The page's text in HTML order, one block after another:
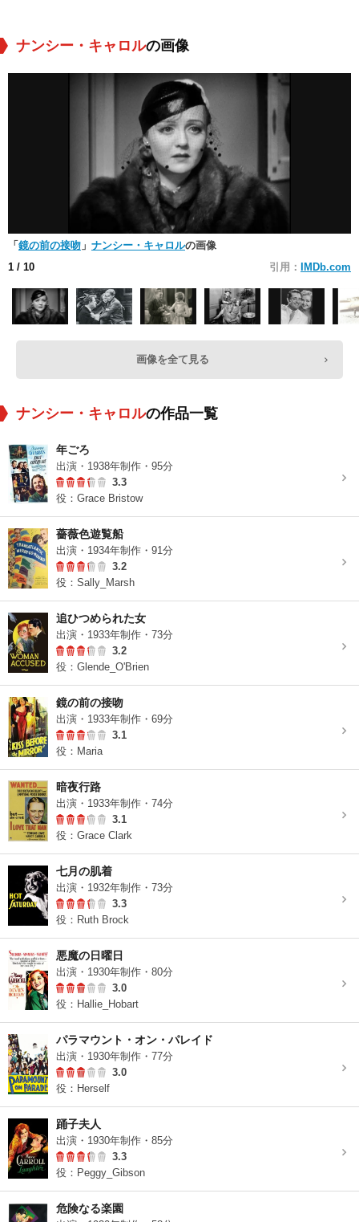
ナンシー・キャロルの画像
「 鏡の前の接吻 」 ナンシー・キャロルの画像
1 / 10 引用： IMDb.com
画像を全て見る
ナンシー・キャロルの作品一覧
年ごろ
出演・1938年制作・95分
3.3
役：Grace Bristow
薔薇色遊覧船
出演・1934年制作・91分
3.2
役：Sally_Marsh
追ひつめられた女
出演・1933年制作・73分
3.2
役：Glende_O'Brien
鏡の前の接吻
出演・1933年制作・69分
3.1
役：Maria
暗夜行路
出演・1933年制作・74分
3.1
役：Grace Clark
七月の肌着
出演・1932年制作・73分
3.3
役：Ruth Brock
悪魔の日曜日
出演・1930年制作・80分
3.0
役：Hallie_Hobart
パラマウント・オン・パレイド
出演・1930年制作・77分
3.0
役：Herself
踊子夫人
出演・1930年制作・85分
3.3
役：Peggy_Gibson
危険なる楽園